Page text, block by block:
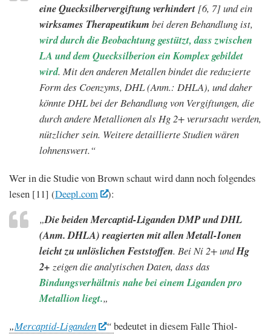
eine Quecksilbervergiftung verhindert [6, 7] und ein
wirksames Therapeutikum bei deren Behandlung ist,
wird durch die Beobachtung gestützt, dass zwischen
LA und dem Quecksilberion ein Komplex gebildet
wird. Mit den anderen Metallen bindet die reduzierte
Form des Coenzyms, DHL (Anm.: DHLA), und daher
könnte DHL bei der Behandlung von Vergiftungen, die
durch andere Metallionen als Hg 2+ verursacht werden,
nützlicher sein. Weitere detaillierte Studien wären
lohnenswert.“
Wer in die Studie von Brown schaut wird dann noch folgendes
lesen [11] (Deepl.com
):
„Die beiden Mercaptid-Liganden DMP und DHL
(Anm. DHLA) reagierten mit allen Metall-Ionen
leicht zu unlöslichen Feststoffen. Bei Ni 2+ undHg
2+ zeigen die analytischen Daten, dass das
Bindungsverhältnis nahe bei einem Liganden pro
Metallion liegt.„
„Mercaptid-Liganden “bedeutet in diesem Falle Thiol-